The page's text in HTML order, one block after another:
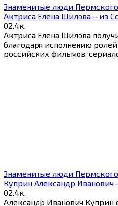
Знаменитые люди
Актриса Елена Шилова – из
02.4к.
Актриса Елена Шилова
благодаря исполнению
российских фильмов,
Знаменитые люди
Куприн Александр Иванович
02.4к.
Александр Иванович Куприн